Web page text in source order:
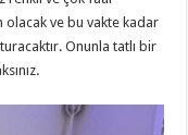
olacak ve bu vakte kadar
Onunla tatlı bir